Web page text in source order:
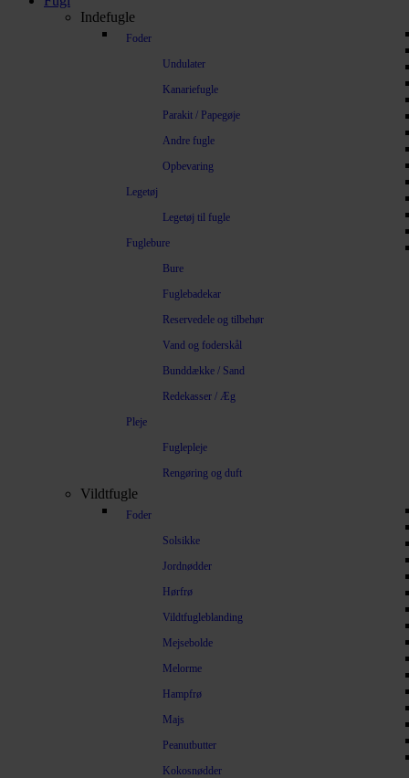
Indefugle
Foder
Undulater
Kanariefugle
Parakit / Papegøje
Andre fugle
Opbevaring
Legetøj
Legetøj til fugle
Fuglebure
Bure
Fuglebadekar
Reservedele og tilbehør
Vand og foderskål
Bunddække / Sand
Redekasser / Æg
Pleje
Fuglepleje
Rengøring og duft
Vildtfugle
Foder
Solsikke
Jordnødder
Hørfrø
Vildtfugleblanding
Mejsebolde
Melorme
Hampfrø
Majs
Peanutbutter
Kokosnødder